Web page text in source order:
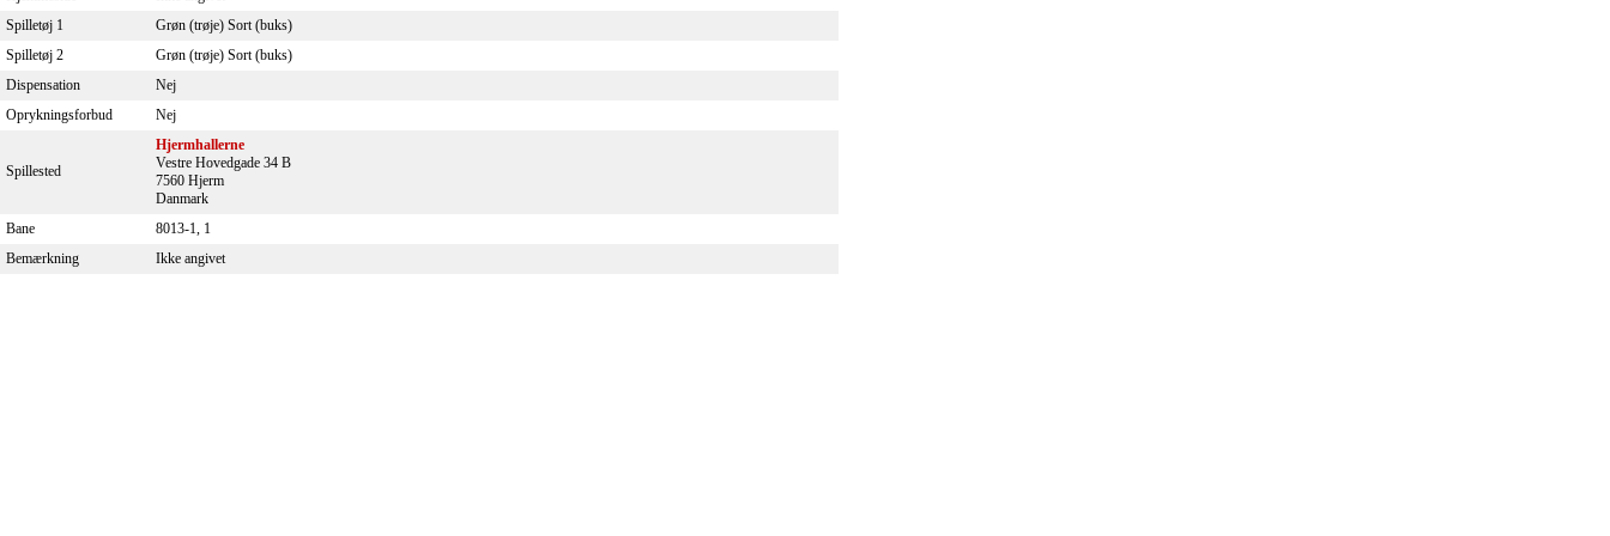
Spilletøj 1
Grøn (trøje) Sort (buks)
Spilletøj 2
Grøn (trøje) Sort (buks)
Dispensation
Nej
Oprykningsforbud
Nej
Spillested
Hjermhallerne
Vestre Hovedgade 34 B
7560 Hjerm
Danmark
Bane
8013-1, 1
Bemærkning
Ikke angivet